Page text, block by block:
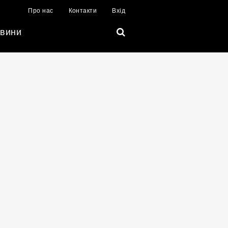
Про нас Контакти Вхід